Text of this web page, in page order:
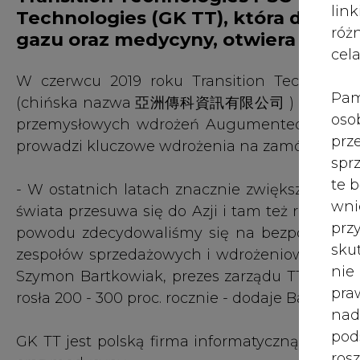
te
nie
gazu oraz medycyny, otwiera
W czerwcu 2019 roku Transition
(chińska nazwa 亞洲傳科資訊有限公司 ) z
przemysłowych wdrożeń Augumented
prowadzi kluczowe wdrożenia na zamówienia
- W ostatnich latach znacznie zwiększyło
świata przesuwa się do Azji i tam też rośnie
powodu zdecydowaliśmy się na
zespołów sprzedażowych i wdrożeniowych
Szymon Bartkowiak, prezes zarządu TT PSC.
rosła 200 - 300 proc. rocznie - dodaje
GK TT jest polską firma informatyczną
oraz medycyny.